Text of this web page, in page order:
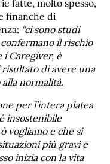
fatte, molto spesso,
finanche di
“ci sono studi
il rischio
i Caregiver, è
di avere una
normalità.
per l’intera platea
insostenibile
vogliamo e che si
più gravi e
inizia con la vita